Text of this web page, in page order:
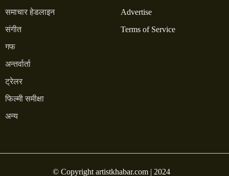
समाचार हेडलाइन
संगीत
गफ
अन्तर्वार्ता
ट्रेलर
फिल्मी समीक्षा
अन्य
Advertise
Terms of Service
© Copyright artistkhabar.com | 2024